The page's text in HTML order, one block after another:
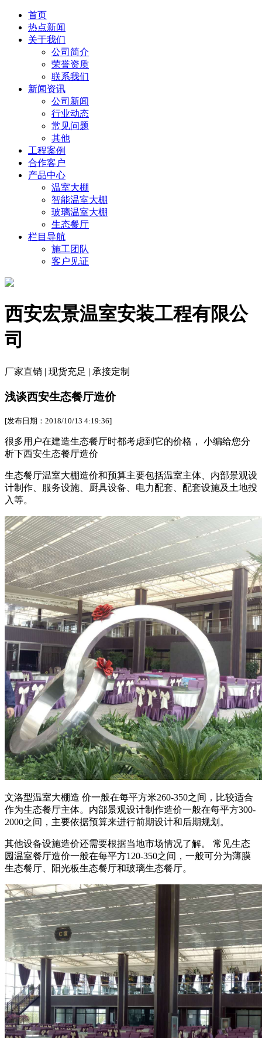
首页
热点新闻
关于我们
公司简介
荣誉资质
联系我们
新闻资讯
公司新闻
行业动态
常见问题
其他
工程案例
合作客户
产品中心
温室大棚
智能温室大棚
玻璃温室大棚
生态餐厅
栏目导航
施工团队
客户见证
西安宏景温室安装工程有限公
司
厂家直销 | 现货充足 | 承接定制
浅谈西安生态餐厅造价
[发布日期：2018/10/13 4:19:36]
很多用户在建造生态餐厅时都考虑到它的价格， 小编给您分
析下西安生态餐厅造价
生态餐厅温室大棚造价和预算主要包括温室主体、内部景观设
计制作、服务设施、厨具设备、电力配套、配套设施及土地投
入等。
文洛型温室大棚造 价一般在每平方米260-350之间，比较适合
作为生态餐厅主体。内部景观设计制作造价一般在每平方300-
2000之间，主要依据预算来进行前期设计和后期规划。
其他设备设施造价还需要根据当地市场情况了解。 常见生态
园温室餐厅造价一般在每平方120-350之间，一般可分为薄膜
生态餐厅、阳光板生态餐厅和玻璃生态餐厅。